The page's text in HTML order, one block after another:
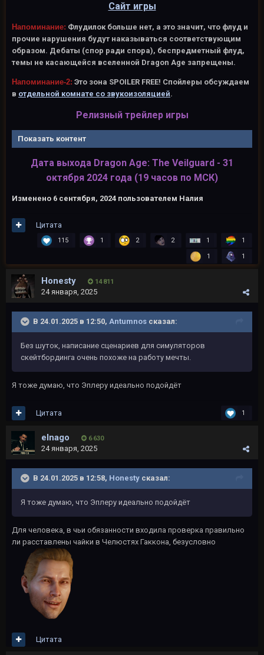
Сайт игры
Напоминание: Флудилок больше нет, а это значит, что флуд и
прочие нарушения будут наказываться соответствующим
образом. Дебаты (спор ради спора), беспредметный флуд,
темы не касающейся вселенной Dragon Age запрещены.
Напоминание-2: Это зона SPOILER FREE! Спойлеры обсуждаем
в отдельной комнате со звукоизоляцией.
Релизный трейлер игры
Показать контент
Дата выхода Dragon Age: The Veilguard - 31
октября 2024 года (19 часов по МСК)
Изменено 6 сентября, 2024 пользователем Налия
115 1 2 2 1 1
1 1
Цитата
Honesty 14 811
24 января, 2025
В 24.01.2025 в 12:50, Antumnos сказал:
Без шуток, написание сценариев для симуляторов
скейтбординга очень похоже на работу мечты.
Я тоже думаю, что Эплеру идеально подойдёт
1
Цитата
elnago 6 630
24 января, 2025
В 24.01.2025 в 12:58, Honesty сказал:
Я тоже думаю, что Эплеру идеально подойдёт
Для человека, в чьи обязанности входила проверка правильно
ли расставлены чайки в Челюстях Гаккона, безусловно
Цитата